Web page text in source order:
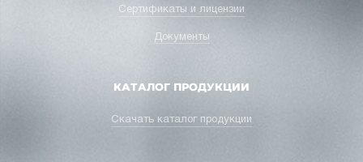
Сертификаты и лицензии
Документы
КАТАЛОГ ПРОДУКЦИИ
Скачать каталог продукции